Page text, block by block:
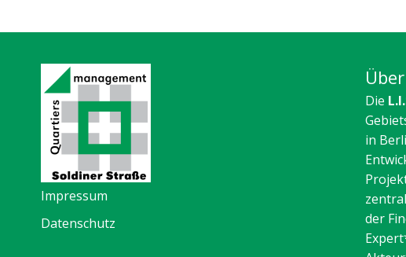
Impressum
Datenschutz
Die
in
der